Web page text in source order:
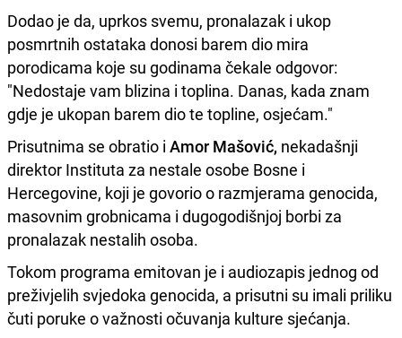
Dodao je da, uprkos svemu, pronalazak i ukop
posmrtnih ostataka donosi barem dio mira
porodicama koje su godinama čekale odgovor:
"Nedostaje vam blizina i toplina. Danas, kada znam
gdje je ukopan barem dio te topline, osjećam."
Prisutnima se obratio i Amor Mašović, nekadašnji
direktor Instituta za nestale osobe Bosne i
Hercegovine, koji je govorio o razmjerama genocida,
masovnim grobnicama i dugogodišnjoj borbi za
pronalazak nestalih osoba.
Tokom programa emitovan je i audiozapis jednog od
preživjelih svjedoka genocida, a prisutni su imali priliku
čuti poruke o važnosti očuvanja kulture sjećanja.